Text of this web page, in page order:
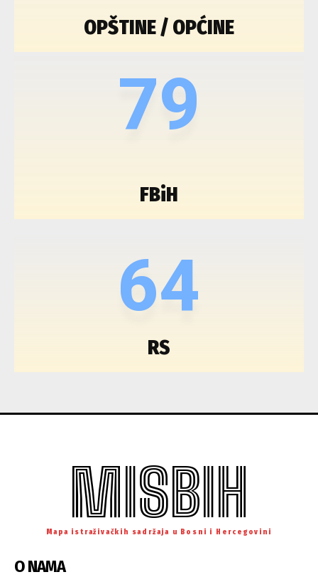
OPŠTINE / OPĆINE
79
FBiH
64
RS
MISBIH
Mapa istraživačkih sadržaja u Bosni i Hercegovini
O NAMA